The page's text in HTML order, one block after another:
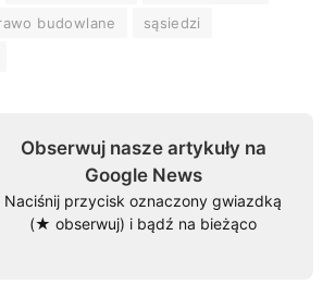
budowlane
sąsiedzi
Obserwuj nasze artykuły na
Google News
Naciśnij przycisk oznaczony gwiazdką
(★ obserwuj) i bądź na bieżąco